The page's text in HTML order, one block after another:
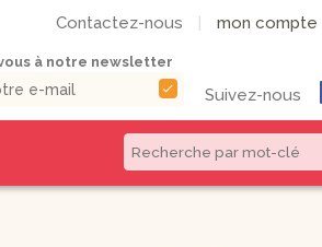
Contactez-nous mon compte
à notre newsletter
check Suivez-nous